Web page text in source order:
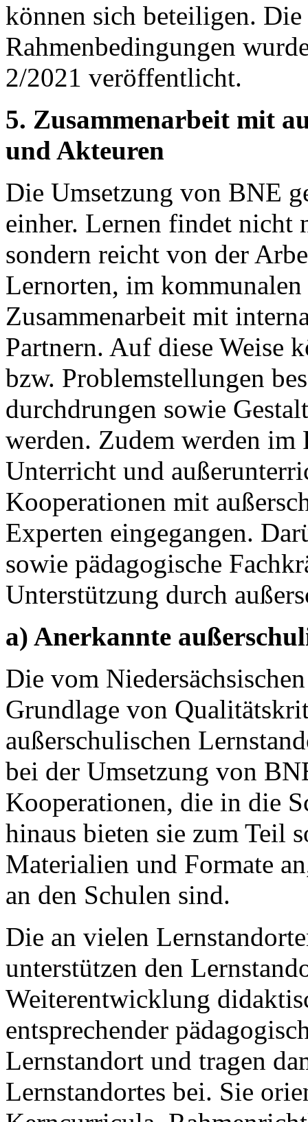
können sich beteiligen.
Rahmenbedingungen
2/2021 veröffentlicht.
5. Zusammenarbeit mit
und Akteuren
Die Umsetzung von BNE
einher. Lernen findet nicht
sondern reicht von der
Lernorten, im
Zusammenarbeit mit
Partnern. Auf diese Weise
bzw. Problemstellungen
durchdrungen sowie
werden. Zudem werden im
Unterricht und
Kooperationen mit
Experten eingegangen.
sowie pädagogische
Unterstützung durch
a) Anerkannte
Die vom
Grundlage von
außerschulischen
bei der Umsetzung von
Kooperationen, die in die
hinaus bieten sie zum Teil
Materialien und Formate
an den Schulen sind.
Die an vielen
unterstützen den
Weiterentwicklung
entsprechender
Lernstandort und tragen
Lernstandortes bei. Sie